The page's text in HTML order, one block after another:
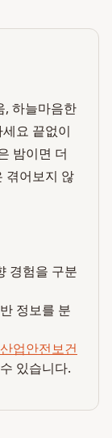
, 하늘마음한
요 끝없이
밤이면 더
겪어보지 않
경험을 구분
정보를 분
업안전보건
있습니다.